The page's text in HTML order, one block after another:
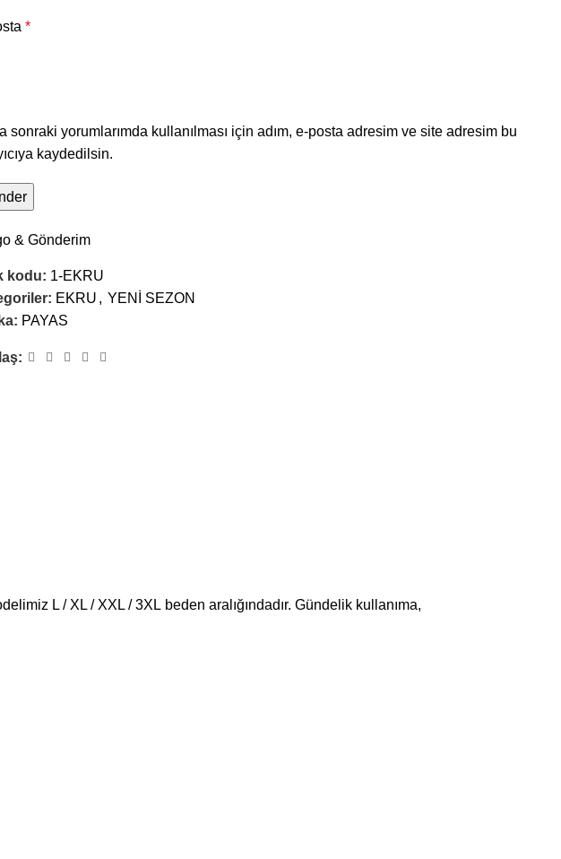
*
sonraki yorumlarımda kullanılması için adım, e-posta adresim ve site adresim bu
kaydedilsin.
& Gönderim
kodu: 1-EKRU
EKRU , YENİ SEZON
PAYAS
L / XL / XXL / 3XL beden aralığındadır. Gündelik kullanıma,